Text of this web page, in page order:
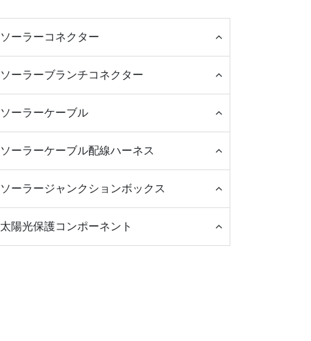
ソーラーコネクター
ソーラーブランチコネクター
ソーラーケーブル
ソーラーケーブル配線ハーネス
ソーラージャンクションボックス
太陽光保護コンポーネント